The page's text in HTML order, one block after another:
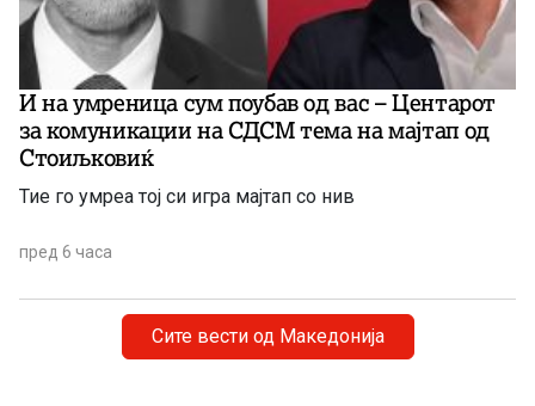
И на умреница сум поубав од вас – Центарот
за комуникации на СДСМ тема на мајтап од
Стоиљковиќ
Тие го умреа тој си игра мајтап со нив
пред 6 часа
Сите вести од Македонија